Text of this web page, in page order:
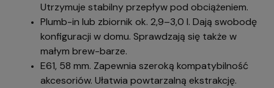
Utrzymuje stabilny przepływ pod obciążeniem.
Plumb-in lub zbiornik ok. 2,9–3,0 l. Dają swobodę
konfiguracji w domu. Sprawdzają się także w
małym brew-barze.
E61, 58 mm. Zapewnia szeroką kompatybilność
akcesoriów. Ułatwia powtarzalną ekstrakcję.